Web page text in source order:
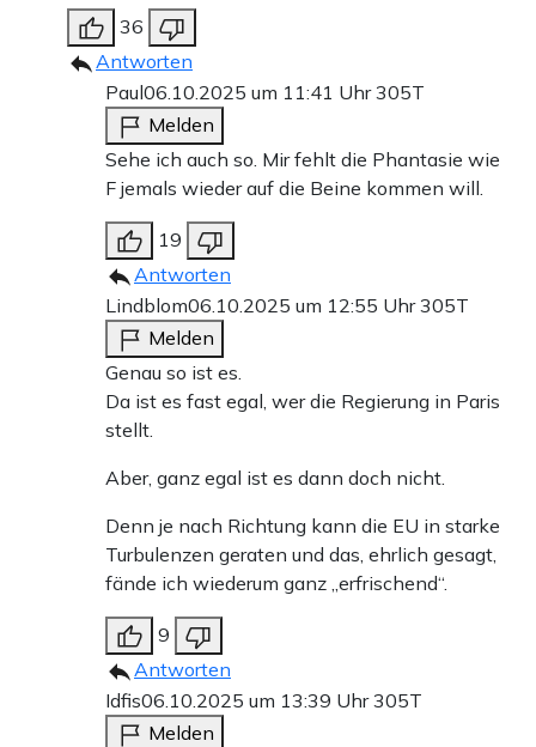
36
Antworten
Paul06.10.2025 um 11:41 Uhr305T
Melden
Sehe ich auch so. Mir fehlt die Phantasie wie
F jemals wieder auf die Beine kommen will.
19
Antworten
Lindblom06.10.2025 um 12:55 Uhr305T
Melden
Genau so ist es.
Da ist es fast egal, wer die Regierung in Paris
stellt.
Aber, ganz egal ist es dann doch nicht.
Denn je nach Richtung kann die EU in starke
Turbulenzen geraten und das, ehrlich gesagt,
fände ich wiederum ganz „erfrischend“.
9
Antworten
Idfis06.10.2025 um 13:39 Uhr305T
Melden